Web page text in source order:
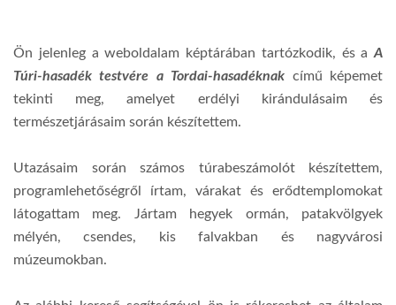
Ön jelenleg a weboldalam képtárában tartózkodik, és a A
Túri-hasadék testvére a Tordai-hasadéknak című képemet
tekinti meg, amelyet erdélyi kirándulásaim és
természetjárásaim során készítettem.
Utazásaim során számos túrabeszámolót készítettem,
programlehetőségről írtam, várakat és erődtemplomokat
látogattam meg. Jártam hegyek ormán, patakvölgyek
mélyén, csendes, kis falvakban és nagyvárosi
múzeumokban.